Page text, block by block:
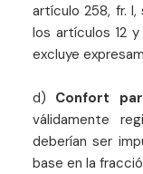
artículo 258, fr.
los artículos 12 y
excluye
d) Confort
válidamente
deberían ser
base en la